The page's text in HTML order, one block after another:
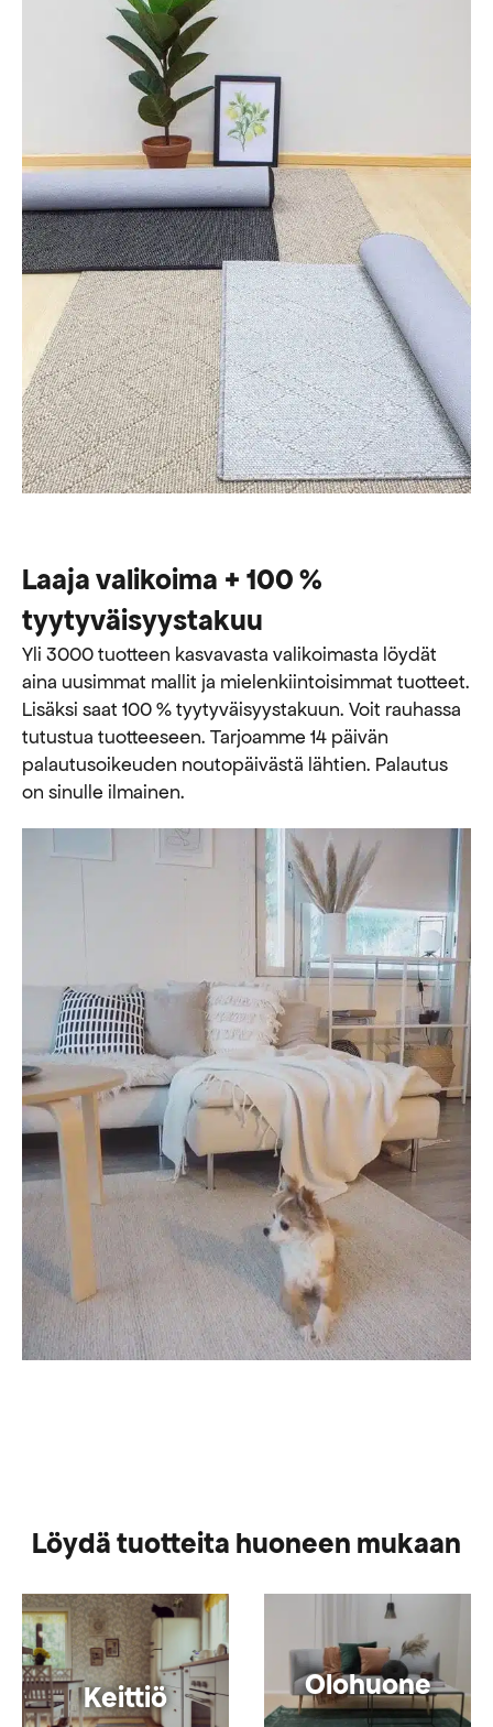
Laaja valikoima + 100 %
tyytyväisyystakuu
Yli 3000 tuotteen kasvavasta valikoimasta löydät
aina uusimmat mallit ja mielenkiintoisimmat tuotteet.
Lisäksi saat 100 % tyytyväisyystakuun. Voit rauhassa
tutustua tuotteeseen. Tarjoamme 14 päivän
palautusoikeuden noutopäivästä lähtien. Palautus
on sinulle ilmainen.
Löydä tuotteita huoneen mukaan
Keittiö Olohuone